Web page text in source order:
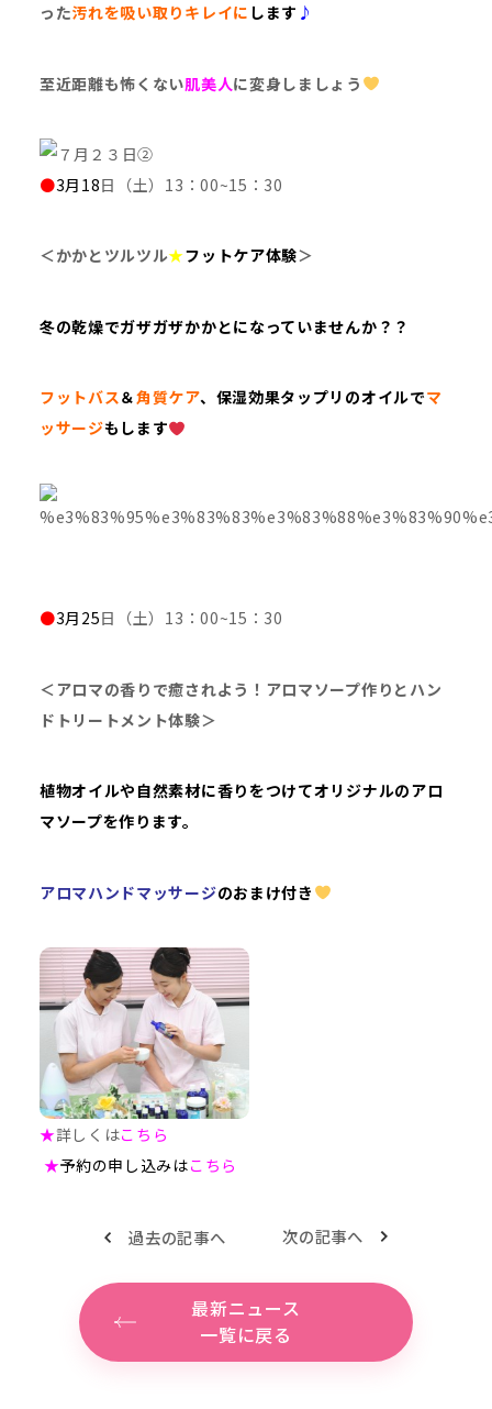
った汚れを吸い取りキレイに します ♪
至近距離も怖くない肌美人に変身しましょう
●3月18日（土）13：00~15：30
＜かかとツルツル★フットケア体験＞
冬の乾燥でガザガザかかとになっていませんか？？
フットバス＆角質ケア、保湿効果タップリのオイルでマ
ッサージもします
●3月25日（土）13：00~15：30
＜アロマの香りで癒されよう！アロマソープ作りとハン
ドトリートメント体験＞
植物オイルや自然素材に香りをつけてオリジナルのアロ
マソープを作ります。
アロマハンドマッサージのおまけ付き
★詳しくはこちら
★予約の申し込みはこちら
過去の記事へ 次の記事へ
最新ニュース
一覧に戻る